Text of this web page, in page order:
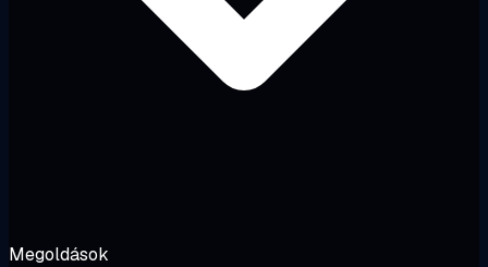
Megoldások